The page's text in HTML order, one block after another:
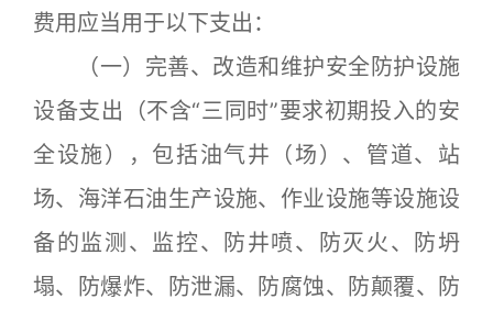
费用应当用于以下支出：
（一）完善、改造和维护安全防护设施
设备支出（不含“三同时”要求初期投入的安
全设施），包括油气井（场）、管道、站
场、海洋石油生产设施、作业设施等设施设
备的监测、监控、防井喷、防灭火、防坍
塌、防爆炸、防泄漏、防腐蚀、防颠覆、防